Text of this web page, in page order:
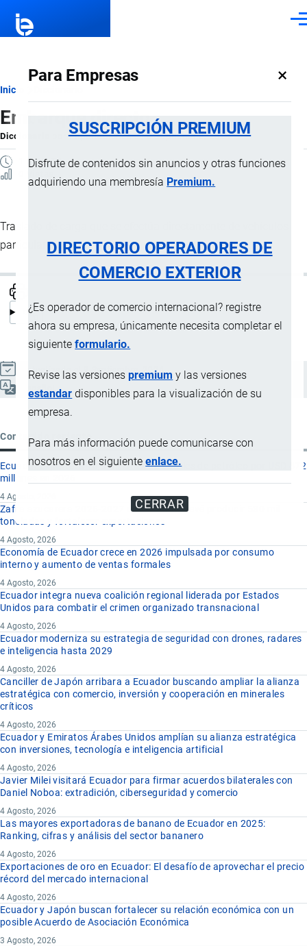
Para Empresas ×
SUSCRIPCIÓN PREMIUM
Disfrute de contenidos sin anuncios y otras funciones
adquiriendo una membresía Premium.
DIRECTORIO OPERADORES DE
COMERCIO EXTERIOR
¿Es operador de comercio internacional? registre
ahora su empresa, únicamente necesita completar el
siguienteformulario.
Revise las versionespremium y las versiones
estandar disponibles para la visualización de su
empresa.
Para más información puede comunicarse con
nosotros en el siguienteenlace.
CERRAR
Ruta
de
navegación
Inicio
Embarque directo
Diccionario porImportaciones …, 8 Septiembre, 2024
1 MINUTO
Traslado de carga que se efectúa directamente de vehículos
particulares a unanave.
Actualizado el 9 Septiembre, 2024
Español
Contenido reciente
Ecuador exportará 10,8 millones de barriles de petróleo por USD 872
millones en 2026
4 Agosto, 2026
Zafra azucarera 2026-2027 de Ecuador prevé producir 530 mil
toneladas y fortalecer exportaciones
4 Agosto, 2026
Economía de Ecuador crece en 2026 impulsada por consumo
interno y aumento de ventas formales
4 Agosto, 2026
Ecuador integra nueva coalición regional liderada por Estados
Unidos para combatir el crimen organizado transnacional
4 Agosto, 2026
Ecuador moderniza su estrategia de seguridad con drones, radares
e inteligencia hasta 2029
4 Agosto, 2026
Canciller de Japón arribara a Ecuador buscando ampliar la alianza
estratégica con comercio, inversión y cooperación en minerales
críticos
4 Agosto, 2026
Ecuador y Emiratos Árabes Unidos amplían su alianza estratégica
con inversiones, tecnología e inteligencia artificial
4 Agosto, 2026
Javier Milei visitará Ecuador para firmar acuerdos bilaterales con
Daniel Noboa: extradición, ciberseguridad y comercio
4 Agosto, 2026
Las mayores exportadoras de banano de Ecuador en 2025:
Ranking, cifras y análisis del sector bananero
4 Agosto, 2026
Exportaciones de oro en Ecuador: El desafío de aprovechar el precio
récord del mercado internacional
4 Agosto, 2026
Ecuador y Japón buscan fortalecer su relación económica con un
posible Acuerdo de Asociación Económica
3 Agosto, 2026